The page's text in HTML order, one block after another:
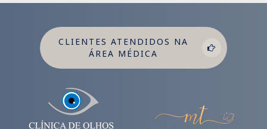
CLIENTES ATENDIDOS NA
ÁREA MÉDICA